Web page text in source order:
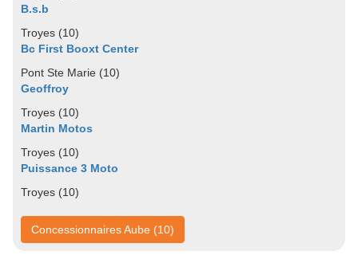
B.s.b
Troyes (10)
Bc First Booxt Center
Pont Ste Marie (10)
Geoffroy
Troyes (10)
Martin Motos
Troyes (10)
Puissance 3 Moto
Troyes (10)
Concessionnaires Aube (10)